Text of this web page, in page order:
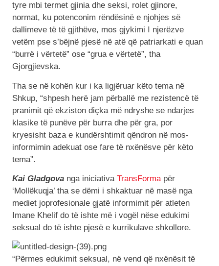
tyre mbi termet gjinia dhe seksi, rolet gjinore,
normat, ku potenconim rëndësinë e njohjes së
dallimeve të të gjithëve, mos gjykimi I njerëzve
vetëm pse s’bëjnë pjesë në atë që patriarkati e quan
“burrë i vërtetë” ose “grua e vërtetë”, tha
Gjorgjievska.
Tha se në kohën kur i ka ligjëruar këto tema në
Shkup, “shpesh herë jam përballë me rezistencë të
pranimit që ekziston diçka më ndryshe se ndarjes
klasike të punëve për burra dhe për gra, por
kryesisht baza e kundërshtimit qëndron në mos-
informimin adekuat ose fare të nxënësve për këto
tema”.
Kai Gladgova nga iniciativa TransFormapër
‘Mollëkuqja’ tha se dëmi i shkaktuar në masë nga
mediet joprofesionale gjatë informimit për atleten
Imane Khelif do të ishte më i vogël nëse edukimi
seksual do të ishte pjesë e kurrikulave shkollore.
“Përmes edukimit seksual, në vend që nxënësit të